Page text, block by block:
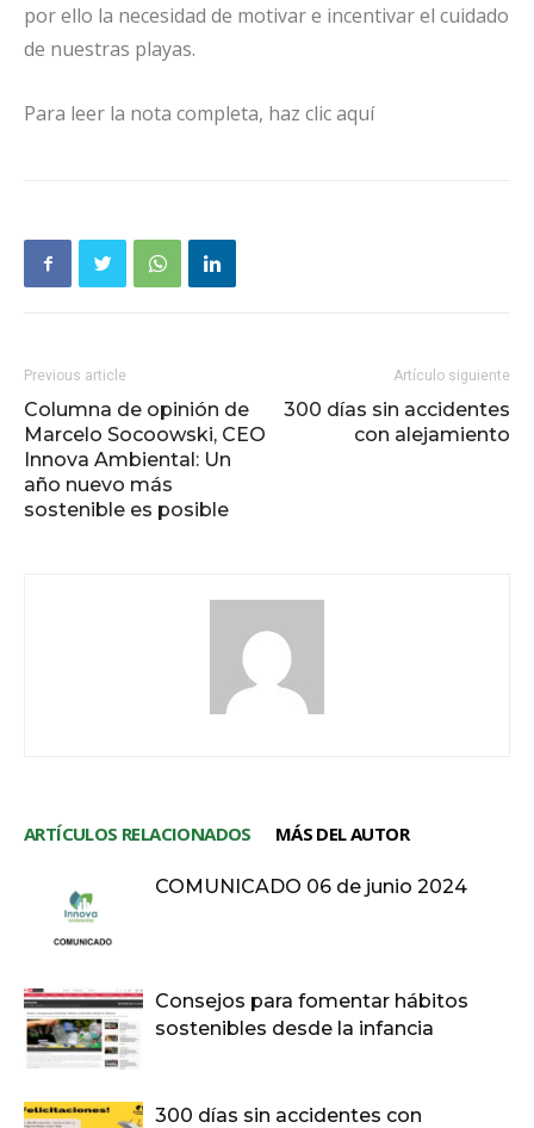
por ello la necesidad de motivar e incentivar el cuidado
de nuestras playas.
Para leer la nota completa, haz clic aquí
Previous article
Columna de opinión de
Marcelo Socoowski, CEO
Innova Ambiental: Un
año nuevo más
sostenible es posible
Artículo siguiente
300 días sin accidentes
con alejamiento
ARTÍCULOS RELACIONADOS MÁS DEL AUTOR
COMUNICADO 06 de junio 2024
Consejos para fomentar hábitos
sostenibles desde la infancia
300 días sin accidentes con